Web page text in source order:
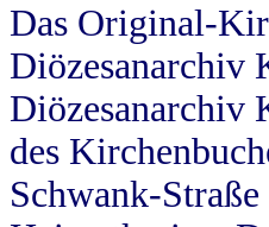
Das Original-
Diözesanarchiv
Diözesanarchiv
des
Schwank-